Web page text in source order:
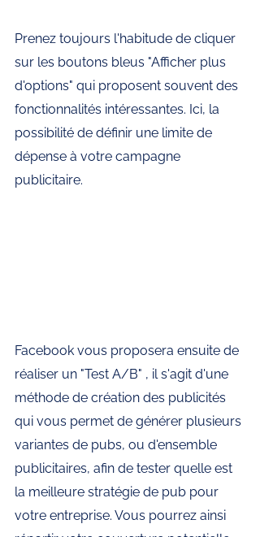
Prenez toujours l'habitude de cliquer
sur les boutons bleus "Afficher plus
d'options" qui proposent souvent des
fonctionnalités intéressantes. Ici, la
possibilité de définir une limite de
dépense à votre campagne
publicitaire.
Facebook vous proposera ensuite de
réaliser un "Test A/B" , il s'agit d'une
méthode de création des publicités
qui vous permet de générer plusieurs
variantes de pubs, ou d'ensemble
publicitaires, afin de tester quelle est
la meilleure stratégie de pub pour
votre entreprise. Vous pourrez ainsi